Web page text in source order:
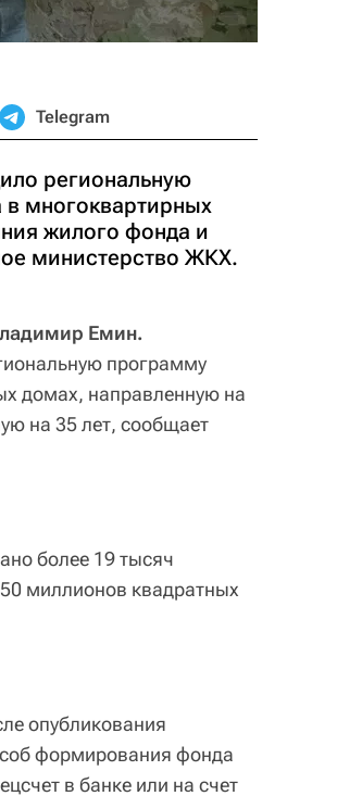
Telegram
региональную
многоквартирных
жилого фонда и
министерство ЖКХ.
Емин.
программу
домах, направленную на
на 35 лет, сообщает
более 19 тысяч
миллионов квадратных
опубликования
формирования фонда
в банке или на счет